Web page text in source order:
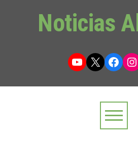
Noticias
YouTube
X